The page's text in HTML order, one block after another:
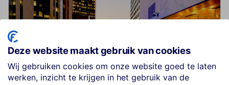
All Inclusive
Bekijk aanbod
Deze website maakt gebruik van cookies
Wij gebruiken cookies om onze website goed te laten
werken, inzicht te krijgen in het gebruik van de